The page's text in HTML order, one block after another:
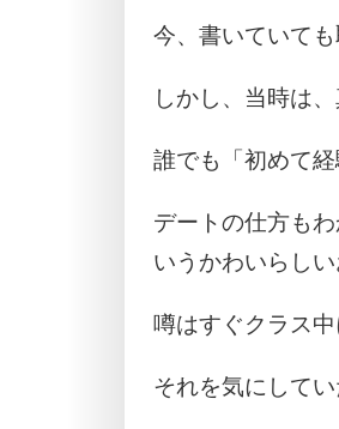
今、書いていて
しかし、当時は
誰でも「初めて
デートの仕方も
いうかわいらし
噂はすぐクラス中
それを気にして